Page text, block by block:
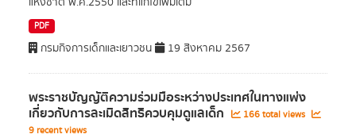
PDF
กรมกิจการเด็กและเยาวชน 19 สิงหาคม 2567
พระราชบัญญัติความร่วมมือระหว่างประเทศในทางแพ่ง
เกี่ยวกับการละเมิดสิทธิควบคุมดูแลเด็ก
166 total views
9 recent views